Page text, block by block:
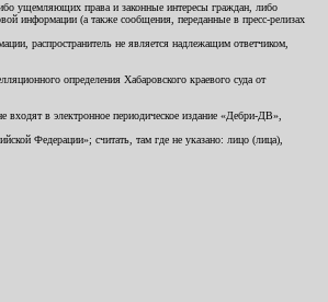
ущемляющих права и законные интересы граждан, либо
информации (а также сообщения, переданные в пресс-релизах
распространитель не является надлежащим ответчиком,
определения Хабаровского краевого суда от
в электронное периодическое издание «Дебри-ДВ»,
Федерации»; считать, там где не указано: лицо (лица),